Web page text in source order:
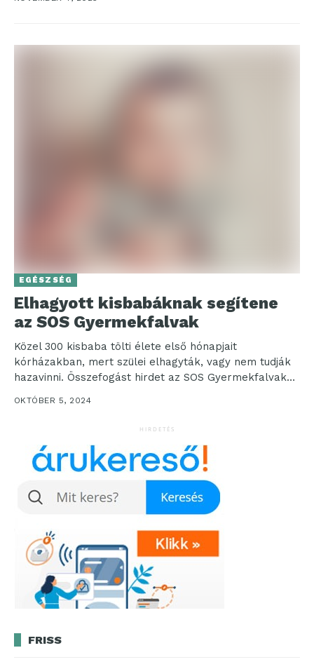
EGÉSZSÉG
Elhagyott kisbabáknak segítene
az SOS Gyermekfalvak
Közel 300 kisbaba tölti élete első hónapjait
kórházakban, mert szülei elhagyták, vagy nem tudják
hazavinni. Összefogást hirdet az SOS Gyermekfalvak
kampányában az elhagyott...
OKTÓBER 5, 2024
HIRDETÉS
FRISS